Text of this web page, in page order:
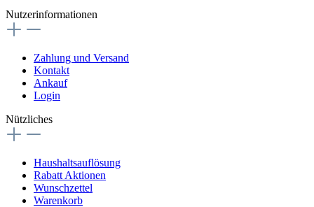
Nutzerinformationen
Zahlung und Versand
Kontakt
Ankauf
Login
Nützliches
Haushaltsauflösung
Rabatt Aktionen
Wunschzettel
Warenkorb